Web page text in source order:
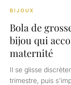
BIJOUX
Bola de
bijou qui
maternité
Il se glisse
trimestre, puis